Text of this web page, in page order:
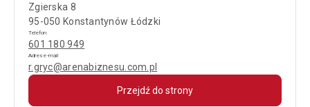
Zgierska 8
95-050 Konstantynów Łódzki
Telefon
601 180 949
Adres e-mail
r.gryc@arenabiznesu.com.pl
Przejdź do strony